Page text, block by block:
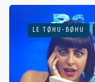
LE TØHU-BØHU